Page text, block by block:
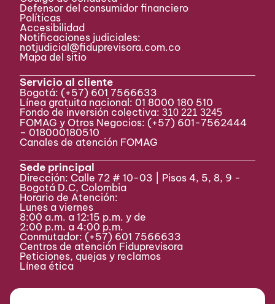
Defensor del consumidor financiero
Políticas
Accesibilidad
Notificaciones judiciales:
notjudicial@fiduprevisora.com.co
Mapa del sitio
Servicio al cliente
Bogotá: (+57) 601 7566633
Línea gratuita nacional: 01 8000 180 510
Fondo de inversión colectiva:310 221 3245
FOMAG y Otros Negocios: (+57) 601-7562444
– 018000180510
Canales de atención FOMAG
Sede principal
Dirección: Calle 72 # 10-03 | Pisos 4, 5, 8, 9 -
Bogotá D.C, Colombia
Horario de Atención:
Lunes a viernes
8:00 a.m. a 12:15 p.m. y de
2:00 p.m. a 4:00 p.m.
Conmutador: (+57) 601 7566633
Centros de atención Fiduprevisora
Peticiones, quejas y reclamos
Línea ética